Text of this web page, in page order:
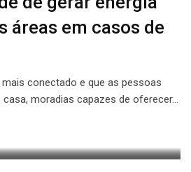
áreas em casos de
conectado e que as pessoas
moradias capazes de oferecer…